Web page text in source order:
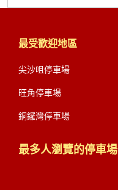
最受歡迎地區
尖沙咀停車場
旺角停車場
銅鑼灣停車場
最多人瀏覽的停車場